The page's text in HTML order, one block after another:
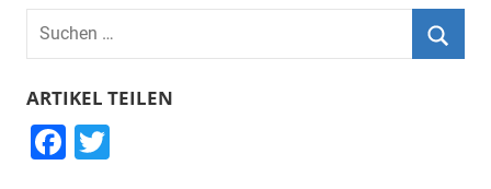
Suchen
ARTIKEL TEILEN
F